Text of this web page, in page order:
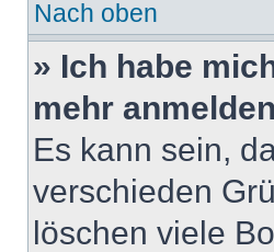
Nach oben
» Ich habe
mehr
Es kann sein,
verschieden
löschen viele